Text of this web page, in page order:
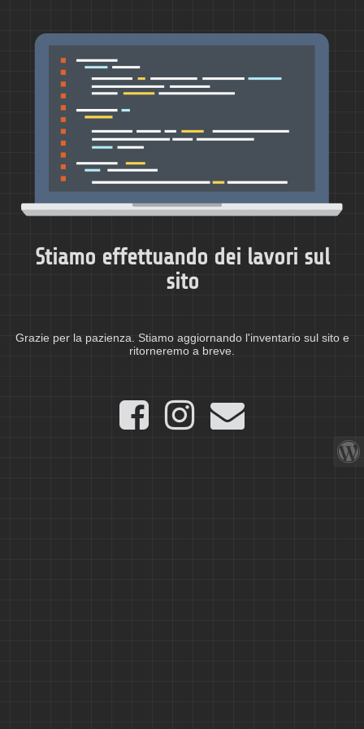
Stiamo effettuando dei lavori sul
sito
Grazie per la pazienza. Stiamo aggiornando l'inventario sul sito e
ritorneremo a breve.